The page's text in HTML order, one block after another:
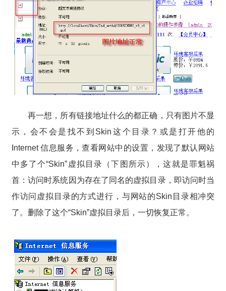
再一想，所有链接地址什么的都正确，只有图片不显
示，会不会是找不到Skin这个目录？或是打开他的
Internet 信息服务，查看网站中的设置，发现了默认网站
中多了个“Skin”虚拟目录（下图所示），这就是罪魁祸
首：访问时系统因为存在了同名的虚拟目录，即访问时当
作访问虚拟目录的方式进行，与网站的Skin目录相冲突
了。删除了这个“Skin”虚拟目录后，一切恢复正常。